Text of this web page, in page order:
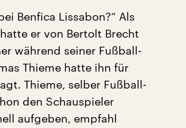
Benfica Lissabon?“ Als
er von Bertolt Brecht
während seiner Fußball-
Thieme hatte ihn für
Thieme, selber Fußball-
den Schauspieler
aufgeben, empfahl